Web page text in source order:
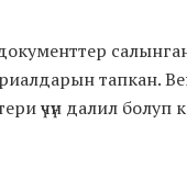
тапкан.
үчүн далил болуп